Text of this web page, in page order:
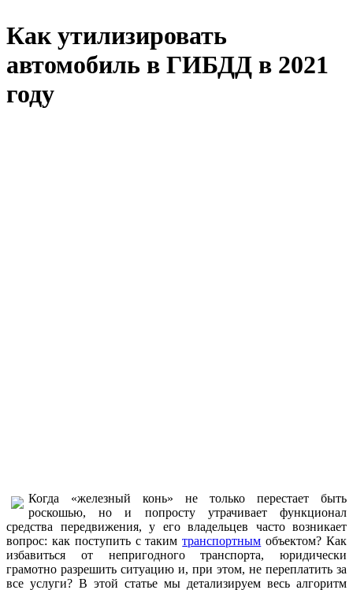
Как утилизировать
автомобиль в ГИБДД в 2021
году
Когда «железный конь» не только перестает быть
роскошью, но и попросту утрачивает функционал
средства передвижения, у его владельцев часто возникает
вопрос: как поступить с такимтранспортным объектом? Как
избавиться от непригодного транспорта, юридически
грамотно разрешить ситуацию и, при этом, не переплатить за
все услуги? В этой статье мы детализируем весь алгоритм